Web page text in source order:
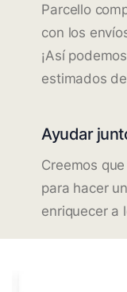
Parcello
con los
¡Así
estimados
Ayudar
Creemos
para hacer
enriquecer a